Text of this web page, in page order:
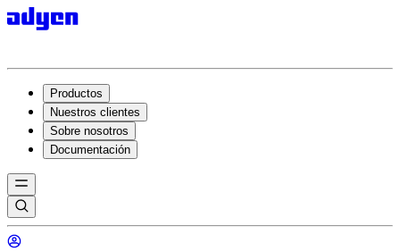
Productos
Nuestros clientes
Sobre nosotros
Documentación